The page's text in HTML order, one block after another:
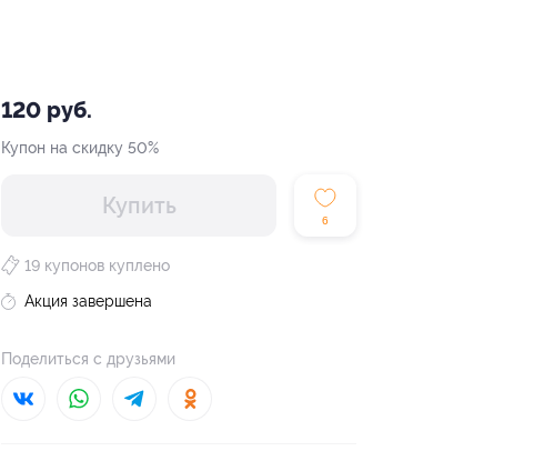
120 руб.
Купон на скидку 50%
Купить
6
19 купонов куплено
Акция завершена
Поделиться с друзьями